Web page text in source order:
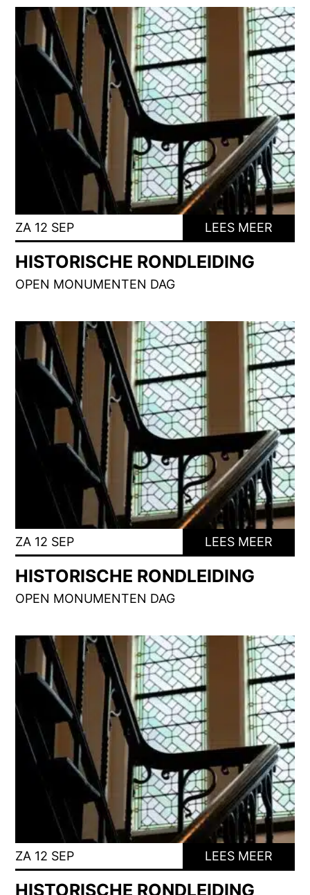
ZA 12 SEP LEES MEER
HISTORISCHE RONDLEIDING
OPEN MONUMENTEN DAG
ZA 12 SEP LEES MEER
HISTORISCHE RONDLEIDING
OPEN MONUMENTEN DAG
ZA 12 SEP LEES MEER
HISTORISCHE RONDLEIDING